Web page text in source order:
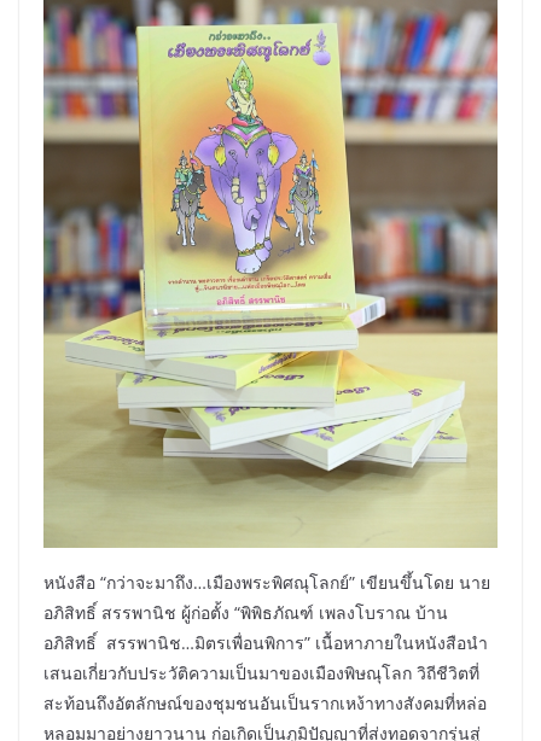
หนังสือ “กว่าจะมาถึง…เมืองพระพิศณุโลกย์” เขียนขึ้นโดย นาย
อภิสิทธิ์ สรรพานิช ผู้ก่อตั้ง “พิพิธภัณฑ์ เพลงโบราณ บ้าน
อภิสิทธิ์ สรรพานิช…มิตรเพื่อนพิการ” เนื้อหาภายในหนังสือนำ
เสนอเกี่ยวกับประวัติความเป็นมาของเมืองพิษณุโลก วิถีชีวิตที่
สะท้อนถึงอัตลักษณ์ของชุมชนอันเป็นรากเหง้าทางสังคมที่หล่อ
หลอมมาอย่างยาวนาน ก่อเกิดเป็นภูมิปัญญาที่ส่งทอดจากรุ่นสู่